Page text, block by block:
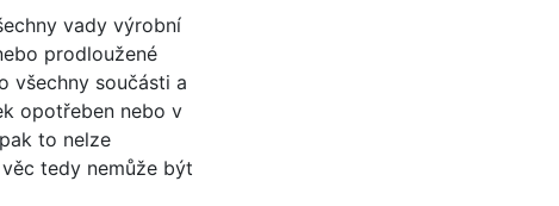
vady výrobní
prodloužené
všechny součásti a
opotřeben nebo v
to nelze
tedy nemůže být